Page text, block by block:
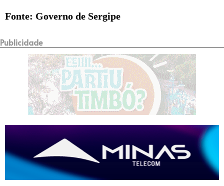
Fonte: Governo de Sergipe
Publicidade